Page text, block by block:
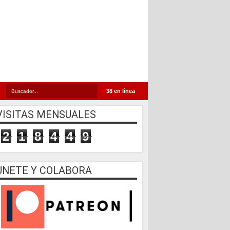
38 en línea
MENSUALES
2 1 8 4 4 9
Y COLABORA